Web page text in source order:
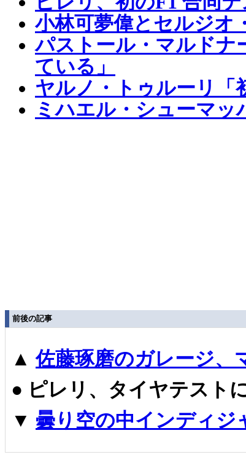
小林可夢偉とセルジオ
パストール・マルドナ
ている」
ヤルノ・トゥルーリ「
ミハエル・シューマ
前後の記事
▲佐藤琢磨のガレージ、
● ピレリ、タイヤテスト
▼ 曇り空の中インディジ